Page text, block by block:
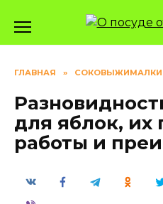
содержанию
ГЛАВНАЯ » СОКОВЫЖИМАЛКИ
для яблок, их
работы и